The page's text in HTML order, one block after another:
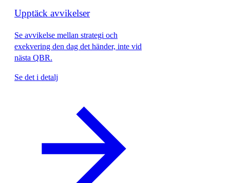
Upptäck avvikelser
Se avvikelse mellan strategi och
exekvering den dag det händer, inte vid
nästa QBR.
Se det i detalj